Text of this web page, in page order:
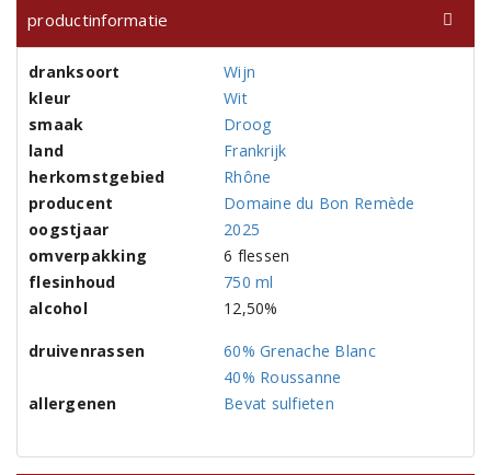
productinformatie
dranksoort
Wijn
kleur
Wit
smaak
Droog
land
Frankrijk
herkomstgebied
Rhône
producent
Domaine du Bon Remède
oogstjaar
2025
omverpakking
6 flessen
flesinhoud
750 ml
alcohol
12,50%
druivenrassen
60% Grenache Blanc
40% Roussanne
allergenen
Bevat sulfieten